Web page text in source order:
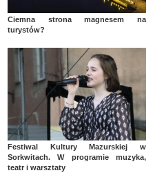
Ciemna strona magnesem na
turystów?
Festiwal Kultury Mazurskiej w
Sorkwitach. W programie muzyka,
teatr i warsztaty